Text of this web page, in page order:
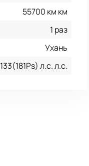
55700 км км
1 раз
Ухань
133(181Ps) л.с. л.с.